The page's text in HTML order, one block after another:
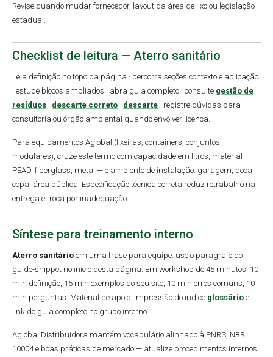
Revise quando mudar fornecedor, layout da área de lixo ou legislação
estadual.
Checklist de leitura — Aterro sanitário
Leia definição no topo da página · percorra seções contexto e aplicação
· estude blocos ampliados · abra guia completo · consulte gestão de
resíduos · descarte correto · descarte · registre dúvidas para
consultoria ou órgão ambiental quando envolver licença.
Para equipamentos Aglobal (lixeiras, containers, conjuntos
modulares), cruze este termo com capacidade em litros, material —
PEAD, fiberglass, metal — e ambiente de instalação: garagem, doca,
copa, área pública. Especificação técnica correta reduz retrabalho na
entrega e troca por inadequação.
Síntese para treinamento interno
Aterro sanitário em uma frase para equipe: use o parágrafo do
guide-snippet no início desta página. Em workshop de 45 minutos: 10
min definição, 15 min exemplos do seu site, 10 min erros comuns, 10
min perguntas. Material de apoio: impressão do índice glossário e
link do guia completo no grupo interno.
Aglobal Distribuidora mantém vocabulário alinhado à PNRS, NBR
10004 e boas práticas de mercado — atualize procedimentos internos